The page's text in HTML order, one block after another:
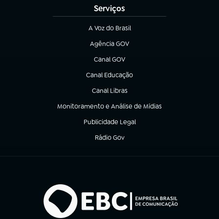
Serviços
A Voz do Brasil
(abre em nova aba)
Agência GOV
(abre em nova aba)
Canal GOV
(abre em nova aba)
Canal Educação
(abre em nova aba)
Canal Libras
(abre em nova aba)
Monitoramento e Análise de Mídias
(abre em nova aba)
Publicidade Legal
(abre em nova aba)
Rádio Gov
(abre em nova aba)